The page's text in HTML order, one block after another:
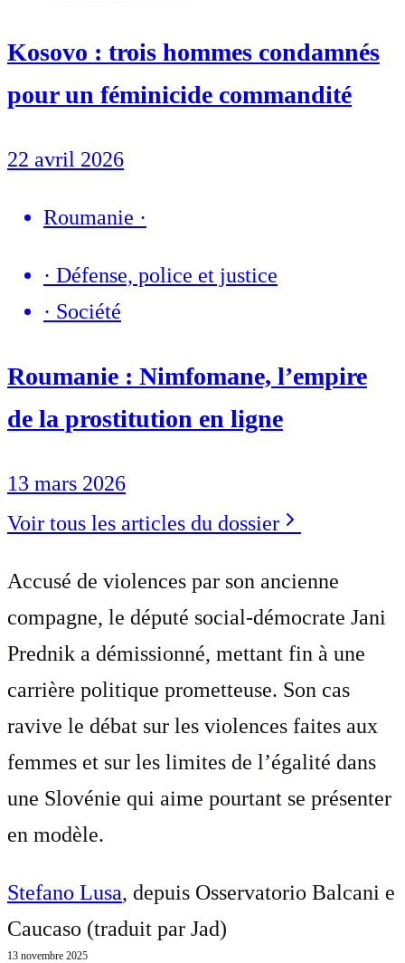
Kosovo : trois hommes condamnés
pour un féminicide commandité
22 avril 2026
Roumanie ·
· Défense, police et justice
· Société
Roumanie : Nimfomane, l’empire
de la prostitution en ligne
13 mars 2026
Voir tous les articles du dossier
Accusé de violences par son ancienne
compagne, le député social-démocrate Jani
Prednik a démissionné, mettant fin à une
carrière politique prometteuse. Son cas
ravive le débat sur les violences faites aux
femmes et sur les limites de l’égalité dans
une Slovénie qui aime pourtant se présenter
en modèle.
Stefano Lusa, depuis Osservatorio Balcani e
Caucaso (traduit par Jad)
13 novembre 2025